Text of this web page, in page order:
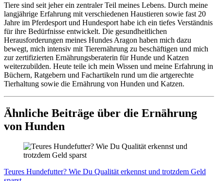
Tiere sind seit jeher ein zentraler Teil meines Lebens. Durch meine
langjährige Erfahrung mit verschiedenen Haustieren sowie fast 20
Jahre im Pferdesport und Hundesport habe ich ein tiefes Verständnis
für ihre Bedürfnisse entwickelt. Die gesundheitlichen
Herausforderungen meines Hundes Aragon haben mich dazu
bewegt, mich intensiv mit Tierernährung zu beschäftigen und mich
zur zertifizierten Ernährungsberaterin für Hunde und Katzen
weiterzubilden. Heute teile ich mein Wissen und meine Erfahrung in
Büchern, Ratgebern und Fachartikeln rund um die artgerechte
Tierhaltung sowie die Ernährung von Hunden und Katzen.
Ähnliche Beiträge über die Ernährung
von Hunden
Teu­res Hun­de­fut­ter? Wie Du Qua­li­tät erkennst und trotz­dem Geld